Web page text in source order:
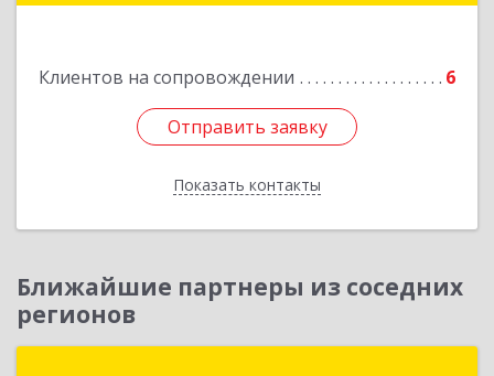
Клиентов на сопровождении 6
Отправить заявку
Показать контакты
Подробнее
Отправить заявку
Назад
Ближайшие партнеры из соседних
регионов